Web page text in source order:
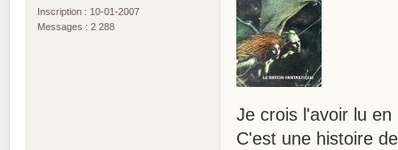
Inscription : 10-01-2007
Messages : 2 288
Je crois l'avoir lu en
C'est une histoire